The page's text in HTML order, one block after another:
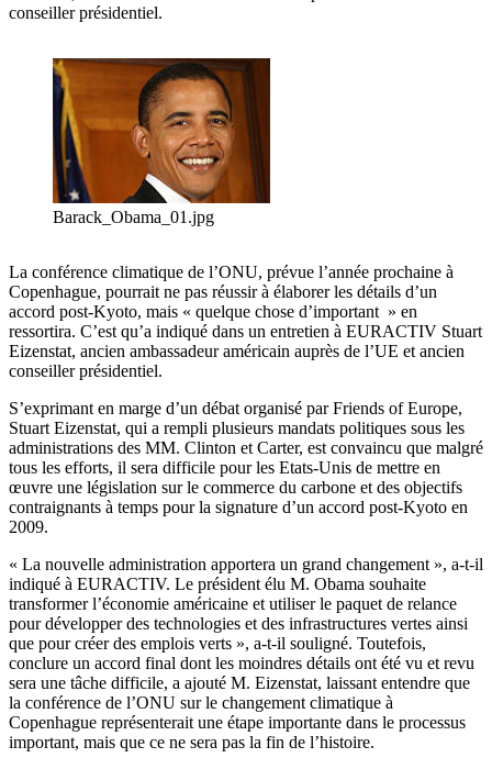
conseiller présidentiel.
Barack_Obama_01.jpg
La conférence climatique de l’ONU, prévue l’année prochaine à
Copenhague, pourrait ne pas réussir à élaborer les détails d’un
accord post-Kyoto, mais « quelque chose d’important » en
ressortira. C’est qu’a indiqué dans un entretien à EURACTIV Stuart
Eizenstat, ancien ambassadeur américain auprès de l’UE et ancien
conseiller présidentiel.
S’exprimant en marge d’un débat organisé par Friends of Europe,
Stuart Eizenstat, qui a rempli plusieurs mandats politiques sous les
administrations des MM. Clinton et Carter, est convaincu que malgré
tous les efforts, il sera difficile pour les Etats-Unis de mettre en
œuvre une législation sur le commerce du carbone et des objectifs
contraignants à temps pour la signature d’un accord post-Kyoto en
2009.
« La nouvelle administration apportera un grand changement », a-t-il
indiqué à EURACTIV. Le président élu M. Obama souhaite
transformer l’économie américaine et utiliser le paquet de relance
pour développer des technologies et des infrastructures vertes ainsi
que pour créer des emplois verts », a-t-il souligné. Toutefois,
conclure un accord final dont les moindres détails ont été vu et revu
sera une tâche difficile, a ajouté M. Eizenstat, laissant entendre que
la conférence de l’ONU sur le changement climatique à
Copenhague représenterait une étape importante dans le processus
important, mais que ce ne sera pas la fin de l’histoire.